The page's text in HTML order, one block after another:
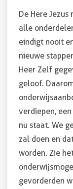
De Here
alle
eindigt nooit
nieuwe
Heer Zelf
geloof.
verdiepen,
nu staat. We
zal doen en
worden. Zie
gevorderden